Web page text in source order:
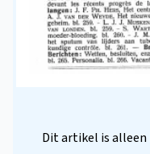
Dit artikel is alleen